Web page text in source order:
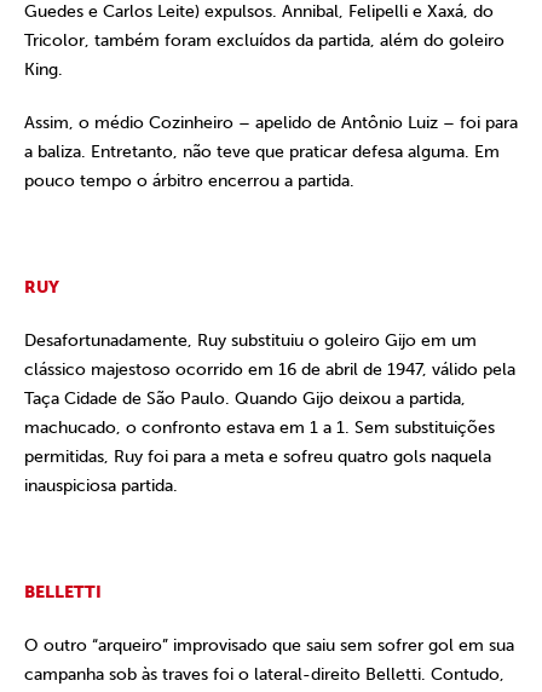
Guedes e Carlos Leite) expulsos. Annibal, Felipelli e Xaxá, do
Tricolor, também foram excluídos da partida, além do goleiro
King.
Assim, o médio Cozinheiro – apelido de Antônio Luiz – foi para
a baliza. Entretanto, não teve que praticar defesa alguma. Em
pouco tempo o árbitro encerrou a partida.
RUY
Desafortunadamente, Ruy substituiu o goleiro Gijo em um
clássico majestoso ocorrido em 16 de abril de 1947, válido pela
Taça Cidade de São Paulo. Quando Gijo deixou a partida,
machucado, o confronto estava em 1 a 1. Sem substituições
permitidas, Ruy foi para a meta e sofreu quatro gols naquela
inauspiciosa partida.
BELLETTI
O outro “arqueiro” improvisado que saiu sem sofrer gol em sua
campanha sob às traves foi o lateral-direito Belletti. Contudo,